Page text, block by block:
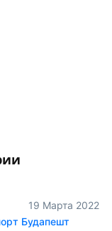
19 Марта 2022
Будапешт